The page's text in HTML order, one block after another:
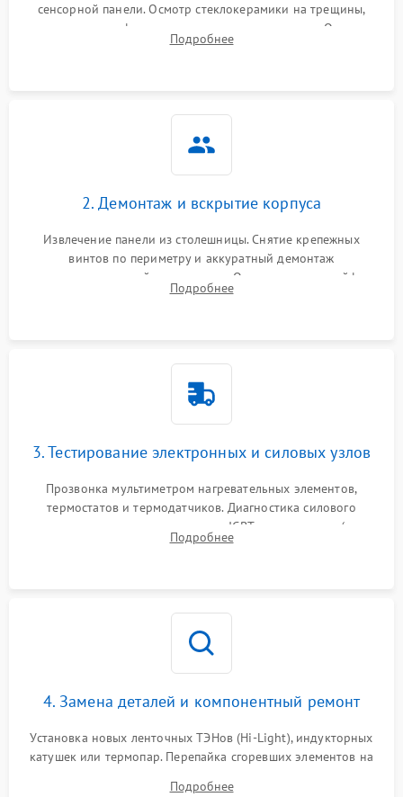
сенсорной панели. Осмотр стеклокерамики на трещины,
проверка конфорок на равномерность нагрева. Опрос
клиента о симптомах (не включается, не видит посуду,
Подробнее
2. Демонтаж и вскрытие корпуса
Извлечение панели из столешницы. Снятие крепежных
винтов по периметру и аккуратный демонтаж
стеклокерамической поверхности. Отсоединение шлейфов
сенсорного блока для доступа к силовым платам, катушкам
Подробнее
3. Тестирование электронных и силовых узлов
Прозвонка мультиметром нагревательных элементов,
термостатов и термодатчиков. Диагностика силового
модуля, реле, диодных мостов и IGBT-транзисторов (для
индукции). Проверка кранов и газ-контроля (для газовых
Подробнее
4. Замена деталей и компонентный ремонт
Установка новых ленточных ТЭНов (Hi-Light), индукторных
катушек или термопар. Перепайка сгоревших элементов на
Подробнее